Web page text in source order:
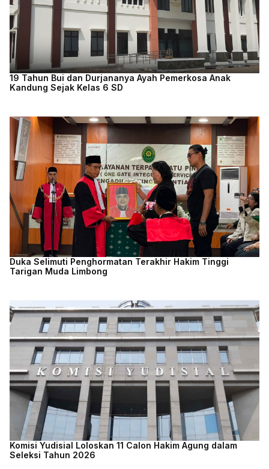
19 Tahun Bui dan Durjananya Ayah Pemerkosa Anak
Kandung Sejak Kelas 6 SD
Duka Selimuti Penghormatan Terakhir Hakim Tinggi
Tarigan Muda Limbong
Komisi Yudisial Loloskan 11 Calon Hakim Agung dalam
Seleksi Tahun 2026